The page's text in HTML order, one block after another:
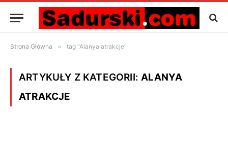
Strona Główna » tag "Alanya atrakcje"
ARTYKUŁY Z KATEGORII:ALANYA
ATRAKCJE